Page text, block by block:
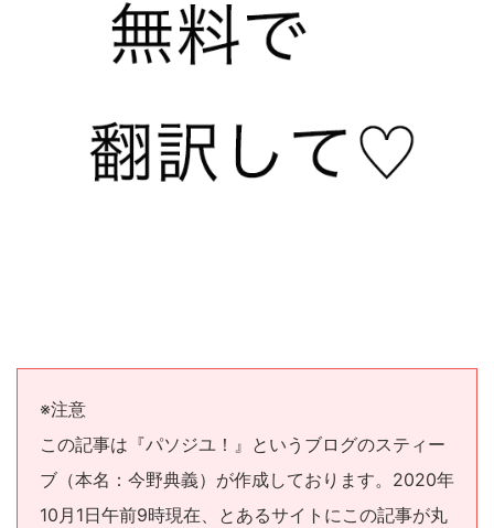
※注意
この記事は『パソジユ！』というブログのスティー
ブ（本名：今野典義）が作成しております。2020年
10月1日午前9時現在、とあるサイトにこの記事が丸